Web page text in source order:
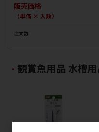
販売価格
（単価 × 入数）
注文数
観賞魚用品 水槽